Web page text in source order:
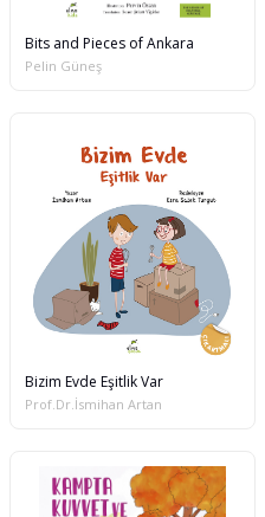
Bits and Pieces of Ankara
Pelin Güneş
Bizim Evde Eşitlik Var
Prof.Dr.İsmihan Artan